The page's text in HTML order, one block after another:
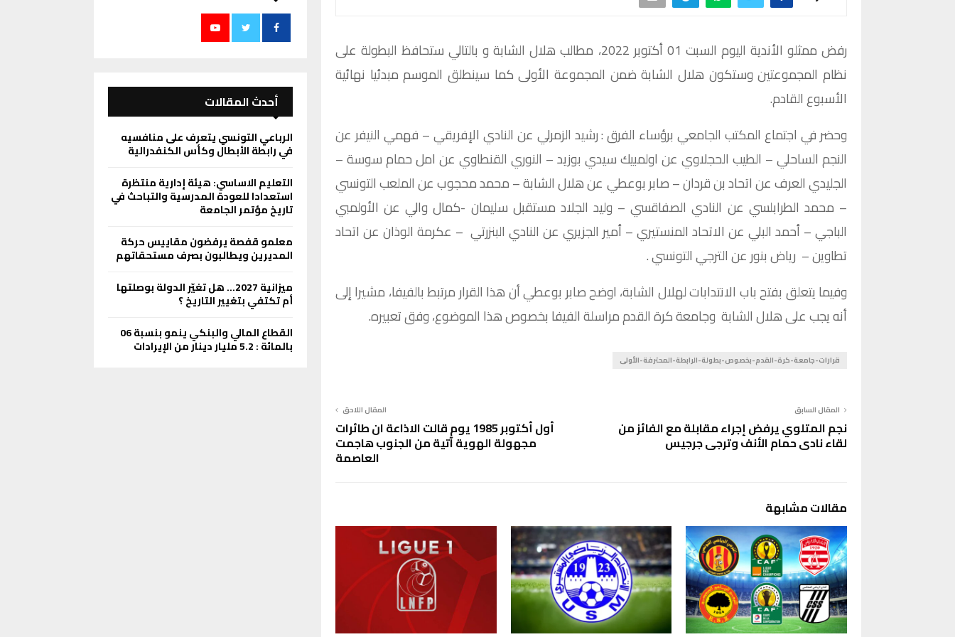
رفض ممثلو الأندية اليوم السبت 01 أكتوبر 2022، مطالب هلال الشابة و بالتالي ستحافظ البطولة على
نظام المجموعتين وستكون هلال الشابة ضمن المجموعة الأولى كما سينطلق الموسم مبدئيا نهائية
الأسبوع القادم.
وحضر في اجتماع المكتب الجامعي برؤساء الفرق : رشيد الزمرلي عن النادي الإفريقي – فهمي النيفر عن
النجم الساحلي – الطيب الحجلاوي عن اولمبيك سيدي بوزيد – النوري القنطاوي عن امل حمام سوسة –
الجليدي العرف عن اتحاد بن قردان – صابر بوعطي عن هلال الشابة – محمد محجوب عن الملعب التونسي
– محمد الطرابلسي عن النادي الصفاقسي – وليد الجلاد مستقبل سليمان -كمال والي عن الأولمبي
الباجي – أحمد البلي عن الاتحاد المنستيري – أمير الجزيري عن النادي البنزرتي – عكرمة الوذان عن اتحاد
تطاوين – رياض بنور عن الترجي التونسي .
وفيما يتعلق بفتح باب الانتدابات لهلال الشابة، اوضح صابر بوعطي أن هذا القرار مرتبط بالفيفا، مشيرا إلى
أنه يجب على هلال الشابة وجامعة كرة القدم مراسلة الفيفا بخصوص هذا الموضوع، وفق تعبيره.
قرارات-جامعة-كرة-القدم-بخصوص-بطولة-الرابطة-المحترفة-الأولى
المقال السابق
نجم المتلوي يرفض إجراء مقابلة مع الفائز من
لقاء نادي حمام الأنف وترجي جرجيس
المقال اللاحق
أول أكتوبر 1985 يوم قالت الاذاعة ان طائرات
مجهولة الهوية آتية من الجنوب هاجمت
العاصمة
مقالات مشابهة
أحدث المقالات
الرباعي التونسي يتعرف على منافسيه
في رابطة الأبطال وكأس الكنفدرالية
التعليم الاساسي: هيئة إدارية منتظرة
استعدادا للعودة المدرسية والتباحث في
تاريخ مؤتمر الجامعة
معلمو قفصة يرفضون مقاييس حركة
المديرين ويطالبون بصرف مستحقاتهم
ميزانية 2027… هل تغيّر الدولة بوصلتها
أم تكتفي بتغيير التاريخ ؟
القطاع المالي والبنكي ينمو بنسبة 06
بالمائة : 5.2 مليار دينار من الإيرادات